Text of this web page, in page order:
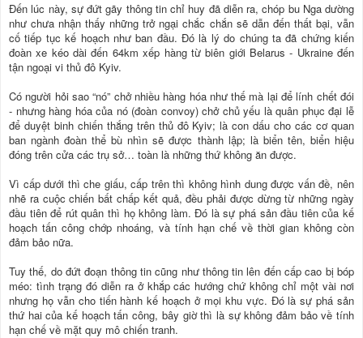
Đến lúc này, sự đứt gãy thông tin chỉ huy đã diễn ra, chóp bu Nga dường
như chưa nhận thấy những trở ngại chắc chắn sẽ dẫn đến thất bại, vẫn
cố tiếp tục kế hoạch như ban đầu. Đó là lý do chúng ta đã chứng kiến
đoàn xe kéo dài đến 64km xếp hàng từ biên giới Belarus - Ukraine đến
tận ngoại vi thủ đô Kyiv.
Có người hỏi sao “nó” chở nhiều hàng hóa như thế mà lại để lính chết đói
- nhưng hàng hóa của nó (đoàn convoy) chở chủ yếu là quân phục đại lễ
để duyệt binh chiến thắng trên thủ đô Kyiv; là con dấu cho các cơ quan
ban ngành đoàn thể bù nhìn sẽ được thành lập; là biển tên, biển hiệu
đóng trên cửa các trụ sở… toàn là những thứ không ăn được.
Vì cấp dưới thì che giấu, cấp trên thì không hình dung được vấn đề, nên
nhẽ ra cuộc chiến bất chấp kết quả, đều phải được dừng từ những ngày
đầu tiên để rút quân thì họ không làm. Đó là sự phá sản đầu tiên của kế
hoạch tấn công chớp nhoáng, và tính hạn chế về thời gian không còn
đảm bảo nữa.
Tuy thế, do đứt đoạn thông tin cũng như thông tin lên đến cấp cao bị bóp
méo: tình trạng đó diễn ra ở khắp các hướng chứ không chỉ một vài nơi
nhưng họ vẫn cho tiến hành kế hoạch ở mọi khu vực. Đó là sự phá sản
thứ hai của kế hoạch tấn công, bây giờ thì là sự không đảm bảo về tính
hạn chế về mặt quy mô chiến tranh.